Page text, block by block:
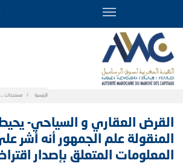
الرئيسية مستجدات
القرض العقاري و السياحي-
المنقولة علم الجمهور أنه أشر
المعلومات المتعلق بإصدار